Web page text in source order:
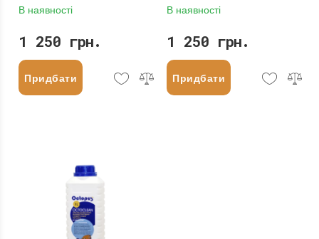
В наявності
1 250 грн.
Придбати
В наявності
1 250 грн.
Придбати